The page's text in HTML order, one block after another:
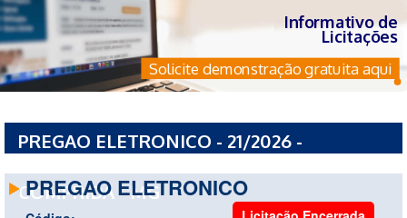
Informativo de
Licitações
Solicite demonstração gratuita aqui
PREGAO ELETRONICO - 21/2026 -
COMPRIDA - MG
PREGAO ELETRONICO